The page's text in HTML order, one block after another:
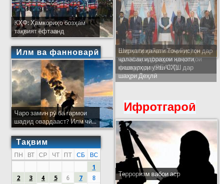
КҲФ: Ҳамкориҳо бозҳам
тақвият ёфтаанд
Илм ва фанноварӣ
Чаро замин рӯ ба гармои
шадид овардааст? Илм чӣ...
Тақвим
ПН ВТ СР ЧТ ПТ СБ
ВС
1
2
3 4 5 6 7
8
Ширкати ҳайати Тоҷикистон дар
ҷаласаи идораҳои наҷоти
кишварҳои узви СҲШ дар
шаҳри Деҳлӣ
Ифротгароӣ
Терроризм вабои аср